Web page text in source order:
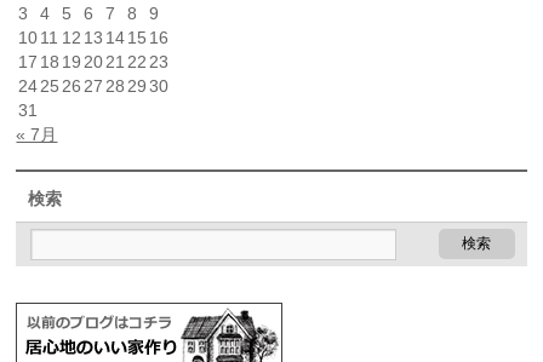
3
4 5 6 7 8
9
1011 12 13 1415 16
17 18 19 2021 22 23
2425 26 27 28 29 30
31
« 7月
検索